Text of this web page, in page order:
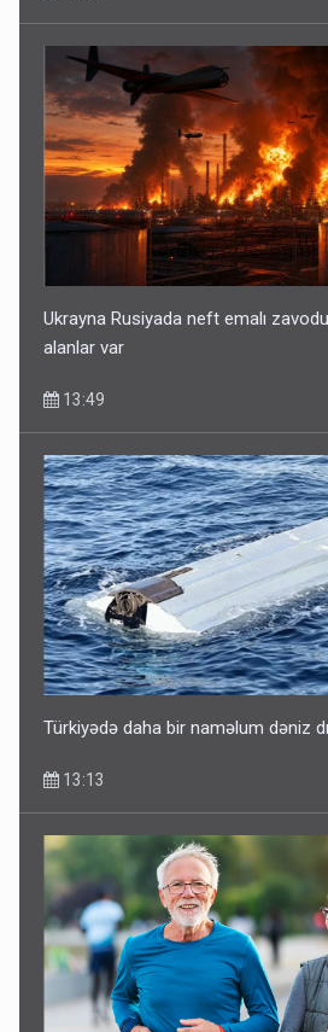
Ukrayna Rusiyada neft emalı
alanlar var
13:49
Türkiyədə daha bir naməlum dəniz
13:13